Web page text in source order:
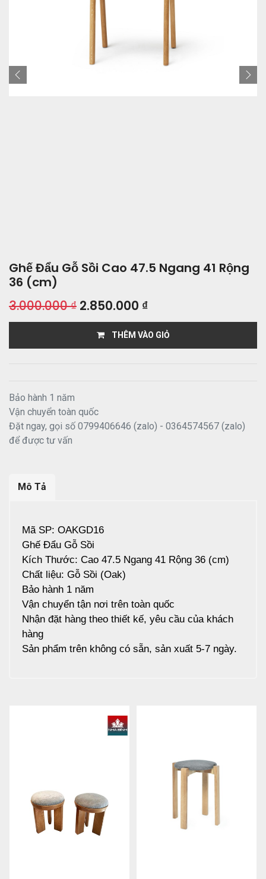
Ghế Đẩu Gỗ Sồi Cao 47.5 Ngang 41 Rộng
36 (cm)
3.000.000₫ 2.850.000 ₫
THÊM VÀO GIỎ
Bảo hành 1 năm
Vận chuyển toàn quốc
Đặt ngay, gọi số 0799406646 (zalo) - 0364574567 (zalo)
để được tư vấn
Mô Tả
Mã SP: OAKGD16
Ghế Đẩu Gỗ Sồi
Kích Thước: Cao 47.5 Ngang 41 Rộng 36 (cm)
Chất liệu: Gỗ Sồi (Oak)
Bảo hành 1 năm
Vận chuyển tận nơi trên toàn quốc
Nhận đặt hàng theo thiết kế, yêu cầu của khách
hàng
Sản phẩm trên không có sẵn, sản xuất 5-7 ngày.